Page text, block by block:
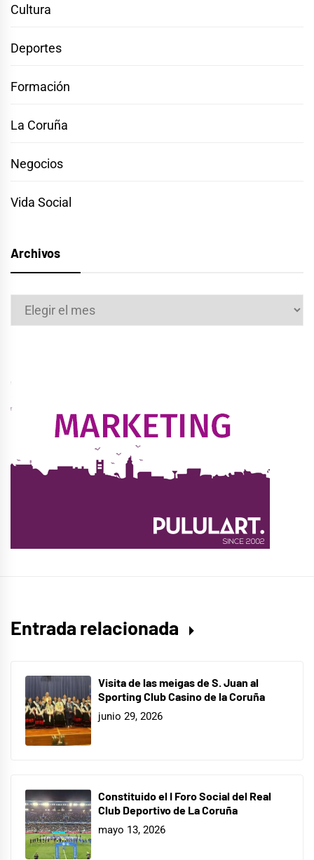
Cultura
Deportes
Formación
La Coruña
Negocios
Vida Social
Archivos
Archivos
Entrada relacionada
Visita de las meigas de S. Juan al
Sporting Club Casino de la Coruña
junio 29, 2026
Constituido el I Foro Social del Real
Club Deportivo de La Coruña
mayo 13, 2026